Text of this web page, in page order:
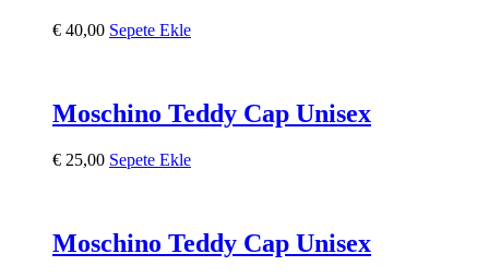
€ 40,00 Sepete Ekle
Moschino Teddy Cap Unisex
€ 25,00 Sepete Ekle
Moschino Teddy Cap Unisex